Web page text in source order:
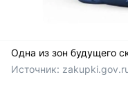
Одна из зон будущего
Источник: